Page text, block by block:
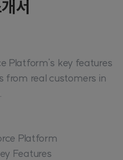
서
Platform's key features
from real customers in
Platform
Features